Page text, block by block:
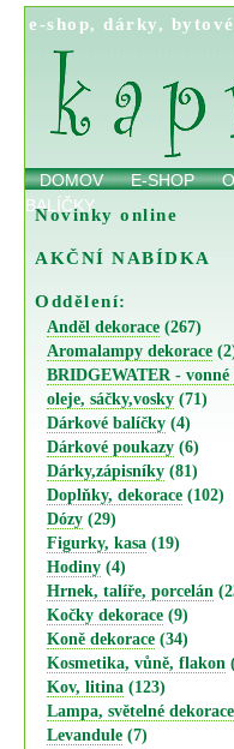
e-shop,dárky,
DOMOV E-SHOP
BALÍČKY
Novinky online
AKČNÍ NABÍDKA
Oddělení:
Anděl dekorace (267)
Aromalampy dekorace
BRIDGEWATER - vonné
oleje, sáčky,vosky (71)
Dárkové balíčky (4)
Dárkové poukazy (6)
Dárky,zápisníky (81)
Doplňky, dekorace (102)
Dózy (29)
Figurky, kasa (19)
Hodiny (4)
Hrnek, talíře, porcelán
Kočky dekorace (9)
Koně dekorace (34)
Kosmetika, vůně, flakon
Kov, litina (123)
Lampa, světelné dekorace
Levandule (7)